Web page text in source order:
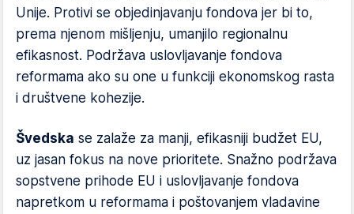
Unije. Protivi se objedinjavanju fondova jer bi to,
prema njenom mišljenju, umanjilo regionalnu
efikasnost. Podržava uslovljavanje fondova
reformama ako su one u funkciji ekonomskog rasta
i društvene kohezije.
Švedska se zalaže za manji, efikasniji budžet EU,
uz jasan fokus na nove prioritete. Snažno podržava
sopstvene prihode EU i uslovljavanje fondova
napretkom u reformama i poštovanjem vladavine